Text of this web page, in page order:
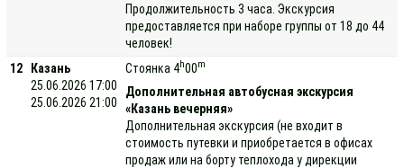
Продолжительность 3 часа. Экскурсия
предоставляется при наборе группы от 18 до 44
человек!
12
Казань
25.06.2026 17:00
25.06.2026 21:00
Стоянка 4h00m
Дополнительная автобусная экскурсия
«Казань вечерняя»
Дополнительная экскурсия (не входит в
стоимость путевки и приобретается в офисах
продаж или на борту теплохода у дирекции